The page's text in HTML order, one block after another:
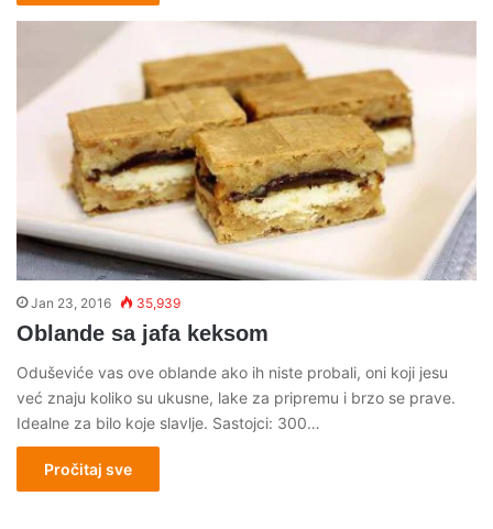
Jan 23, 2016 35,939
Oblande sa jafa keksom
Oduševiće vas ove oblande ako ih niste probali, oni koji jesu
već znaju koliko su ukusne, lake za pripremu i brzo se prave.
Idealne za bilo koje slavlje. Sastojci: 300…
Pročitaj sve